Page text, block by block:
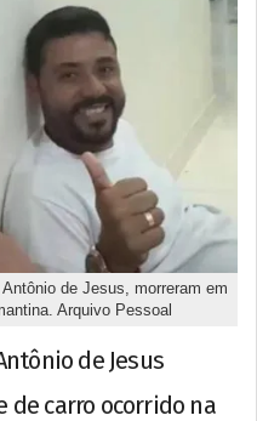
de Jesus, morreram em
Arquivo Pessoal
de Jesus
de carro ocorrido na